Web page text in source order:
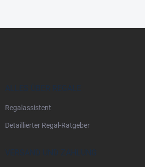
ALLES ÜBER REGALE
Regalassistent
Detaillierter Regal-Ratgeber
VERSAND UND ZAHLUNG